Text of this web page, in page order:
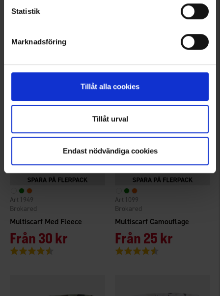
Statistik
Marknadsföring
Tillåt alla cookies
Tillåt urval
Endast nödvändiga cookies
5725
Betyg: 4.7 utav 5 stjärnor
Multiscarf Med Fleece
Betyg: 4.1 utav 5 stjärnor
Multiscarf Med Fleece
Brokared
1949
Från30 kr
Betyg:
Multiscarf Camouflage
Brokared
1099
Från25 kr
Betyg: